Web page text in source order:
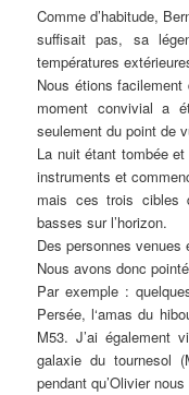
Comme d’habitude,
suffisait pas, sa
températures
Nous étions
moment convivial a
seulement du point de
La nuit étant tombée
instruments et
mais ces trois cibles
basses sur l’horizon.
Des personnes
Nous avons donc
Par exemple :
Persée, l‘amas du
M53. J’ai également
galaxie du tournesol
pendant qu’Olivier